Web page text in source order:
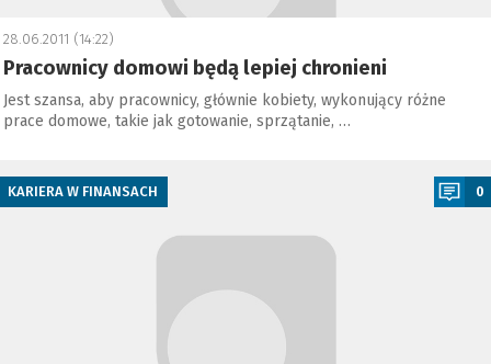
28.06.2011 (14:22)
Pracownicy domowi będą lepiej chronieni
Jest szansa, aby pracownicy, głównie kobiety, wykonujący różne
prace domowe, takie jak gotowanie, sprzątanie, …
KARIERA W FINANSACH 0